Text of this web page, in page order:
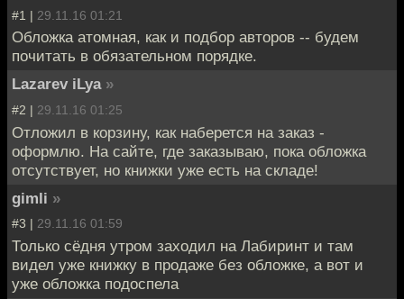
#1 | 29.11.16 01:21
Обложка атомная, как и подбор авторов -- будем
почитать в обязательном порядке.
Lazarev iLya »
#2 | 29.11.16 01:25
Отложил в корзину, как наберется на заказ -
оформлю. На сайте, где заказываю, пока обложка
отсутствует, но книжки уже есть на складе!
gimli »
#3 | 29.11.16 01:59
Только сёдня утром заходил на Лабиринт и там
видел уже книжку в продаже без обложке, а вот и
уже обложка подоспела